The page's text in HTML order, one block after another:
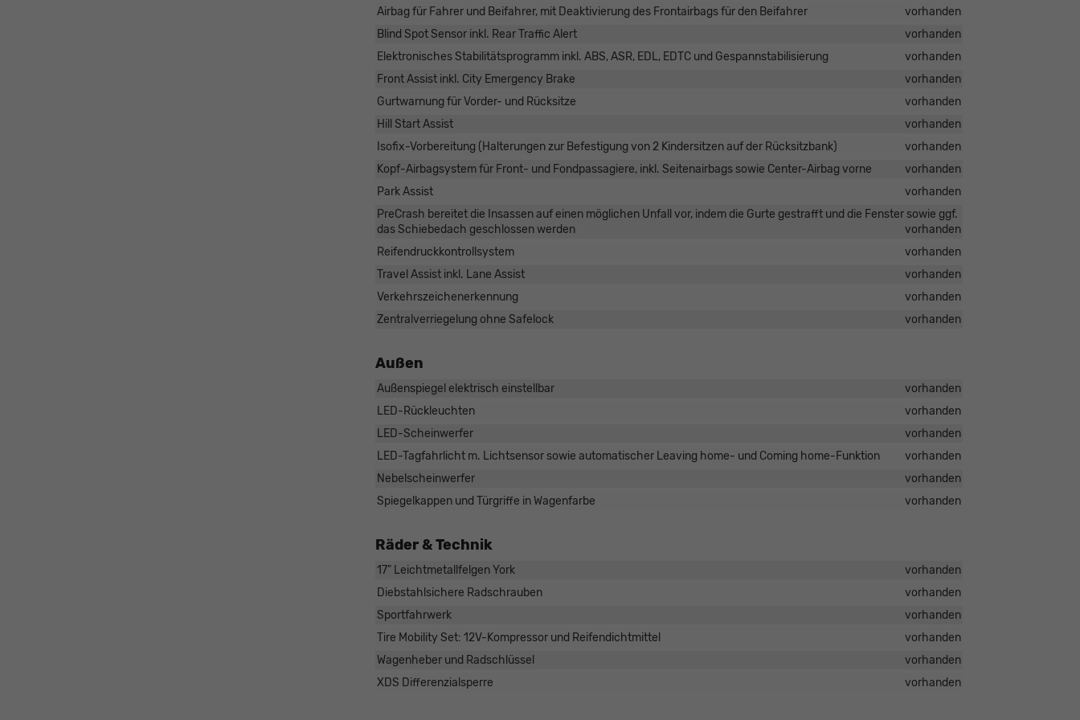
Airbag für Fahrer und Beifahrer, mit Deaktivierung des Frontairbags für den Beifahrer
vorhanden
Blind Spot Sensor inkl. Rear Traffic Alert
vorhanden
Elektronisches Stabilitätsprogramm inkl. ABS, ASR, EDL, EDTC und Gespannstabilisierung
vorhanden
Front Assist inkl. City Emergency Brake
vorhanden
Gurtwarnung für Vorder- und Rücksitze
vorhanden
Hill Start Assist
vorhanden
Isofix-Vorbereitung (Halterungen zur Befestigung von 2 Kindersitzen auf der Rücksitzbank)
vorhanden
Kopf-Airbagsystem für Front- und Fondpassagiere, inkl. Seitenairbags sowie Center-Airbag vorne
vorhanden
Park Assist
vorhanden
PreCrash bereitet die Insassen auf einen möglichen Unfall vor, indem die Gurte gestrafft und die Fenster sowie ggf.
das Schiebedach geschlossen werden
vorhanden
Reifendruckkontrollsystem
vorhanden
Travel Assist inkl. Lane Assist
vorhanden
Verkehrszeichenerkennung
vorhanden
Zentralverriegelung ohne Safelock
vorhanden
Außen
Außenspiegel elektrisch einstellbar
vorhanden
LED-Rückleuchten
vorhanden
LED-Scheinwerfer
vorhanden
LED-Tagfahrlicht m. Lichtsensor sowie automatischer Leaving home- und Coming home-Funktion
vorhanden
Nebelscheinwerfer
vorhanden
Spiegelkappen und Türgriffe in Wagenfarbe
vorhanden
Räder & Technik
17" Leichtmetallfelgen York
vorhanden
Diebstahlsichere Radschrauben
vorhanden
Sportfahrwerk
vorhanden
Tire Mobility Set: 12V-Kompressor und Reifendichtmittel
vorhanden
Wagenheber und Radschlüssel
vorhanden
XDS Differenzialsperre
vorhanden